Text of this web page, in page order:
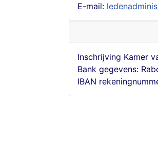
E-mail:
Inschrijving Kamer
Bank gegevens:
IBAN